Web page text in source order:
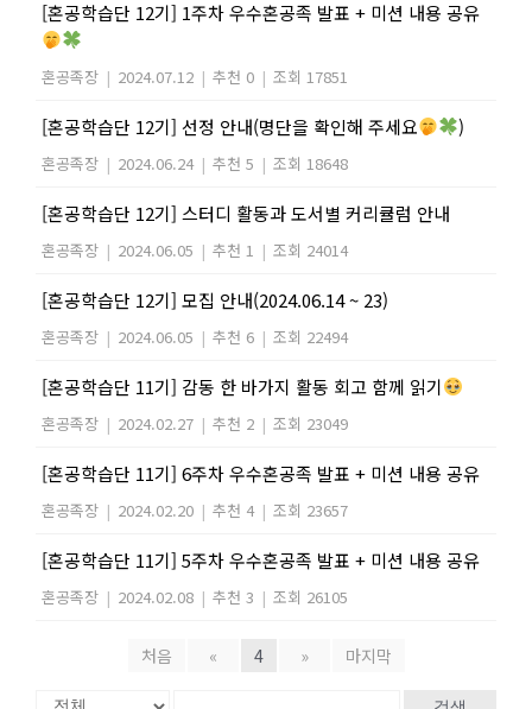
[혼공학습단 12기] 1주차 우수혼공족 발표 + 미션 내용 공유
혼공족장 | 2024.07.12 | 추천 0 | 조회 17851
[혼공학습단 12기] 선정 안내(명단을 확인해 주세요 )
혼공족장 | 2024.06.24 | 추천 5 | 조회 18648
[혼공학습단 12기] 스터디 활동과 도서별 커리큘럼 안내
혼공족장 | 2024.06.05 | 추천 1 | 조회 24014
[혼공학습단 12기] 모집 안내(2024.06.14 ~ 23)
혼공족장 | 2024.06.05 | 추천 6 | 조회 22494
[혼공학습단 11기] 감동 한 바가지 활동 회고 함께 읽기
혼공족장 | 2024.02.27 | 추천 2 | 조회 23049
[혼공학습단 11기] 6주차 우수혼공족 발표 + 미션 내용 공유
혼공족장 | 2024.02.20 | 추천 4 | 조회 23657
[혼공학습단 11기] 5주차 우수혼공족 발표 + 미션 내용 공유
혼공족장 | 2024.02.08 | 추천 3 | 조회 26105
처음 « 4 » 마지막